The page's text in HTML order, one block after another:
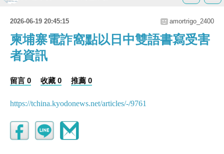
2026-06-19 20:45:15 amortrigo_2400
柬埔寨電詐窩點以日中雙語書寫受害
者資訊
留言 0 收藏 0 推薦 0
https://tchina.kyodonews.net/articles/-/9761